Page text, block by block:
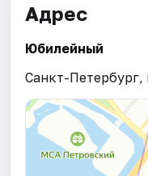
Адрес
Юбилейный
Санкт-